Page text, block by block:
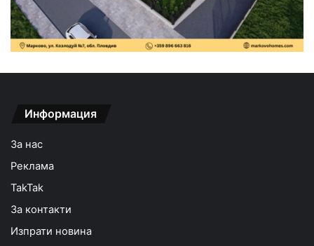
Информация
За нас
Реклама
TakTak
За контакти
Изпрати новина